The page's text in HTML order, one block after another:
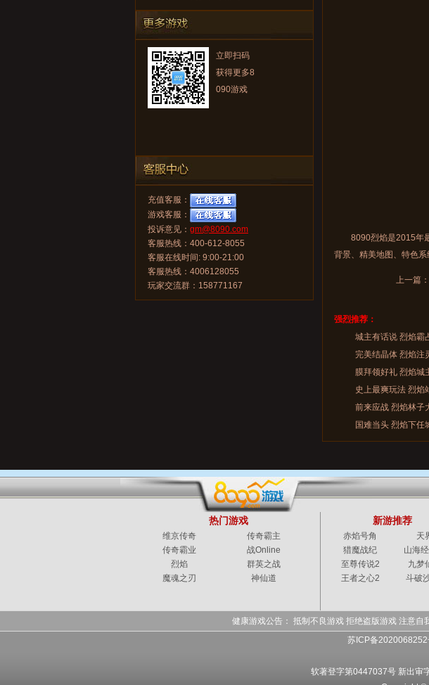
立即扫码
获得更多8
090游戏
充值客服：
游戏客服：
投诉意见： gm@8090.com
客服热线：400-612-8055
客服在线时间: 9:00-21:00
客服热线：4006128055
玩家交流群：158771167
8090烈焰是2015年最
背景、精美地图、特色
上一篇：
强烈推荐：
城主有话说 烈焰霸
完美结晶体 烈焰注
膜拜领好礼 烈焰城
史上最爽玩法 烈焰
前来应战 烈焰林子
国难当头 烈焰下任
热门游戏
维京传奇
传奇霸主
传奇霸业
战Online
烈焰
群英之战
魔魂之刃
神仙道
新游推荐
赤焰号角
天
猎魔战纪
山海
至尊传说2
九梦
王者之心2
斗破
健康游戏公告： 抵制不良游戏 拒绝盗版游戏 注意
苏ICP备
软著登字第0447037号 新出审